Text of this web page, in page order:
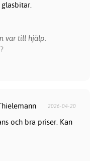
var till hjälp.
2026-04-20
och bra priser. Kan